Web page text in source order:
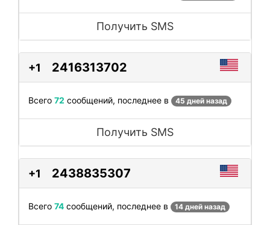
Получить SMS
+1 2416313702
Всего 72 сообщений, последнее в 45 дней назад
Получить SMS
+1 2438835307
Всего 74 сообщений, последнее в 14 дней назад